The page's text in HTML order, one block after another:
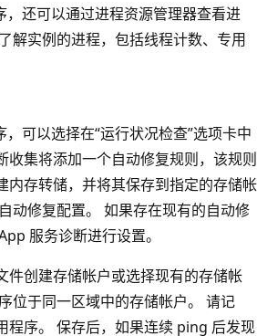
还可以通过进程资源管理器查看进
解实例的进程，包括线程计数、专用
可以选择在“运行状况检查”选项卡中
收集将添加一个自动修复规则，该规则
内存转储，并将其保存到指定的存储帐
动修复配置。 如果存在现有的自动修
服务诊断进行设置。
件创建存储帐户或选择现有的存储帐
位于同一区域中的存储帐户。 请记
程序。 保存后，如果连续 ping 后发现